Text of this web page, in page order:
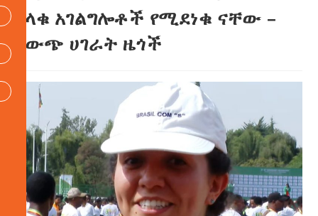
የላቁ አገልግሎቶች የሚደነቁ ናቸው –
የውጭ ሀገራት ዜጎች